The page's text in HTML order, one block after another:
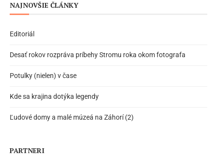
NAJNOVŠIE ČLÁNKY
Editoriál
Desať rokov rozpráva príbehy Stromu roka okom fotografa
Potulky (nielen) v čase
Kde sa krajina dotýka legendy
Ľudové domy a malé múzeá na Záhorí (2)
PARTNERI